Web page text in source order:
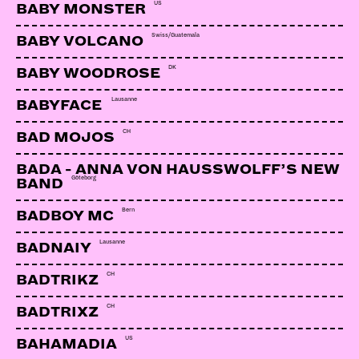
BABY MONSTER US
BABY VOLCANO Swiss/Guatemala
BABY WOODROSE DK
BABYFACE Lausanne
BAD MOJOS CH
BADA - ANNA VON HAUSSWOLFF’S NEW
BAND
Göteborg
BADBOY MC Bern
BADNAIY Lausanne
BADTRIKZ CH
BADTRIXZ CH
BAHAMADIA US